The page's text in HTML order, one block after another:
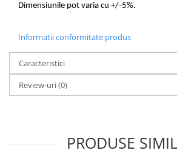
Dimensiunile pot varia cu +/-5%.
Informatii conformitate produs
Caracteristici
Review-uri(0)
PRODUSE